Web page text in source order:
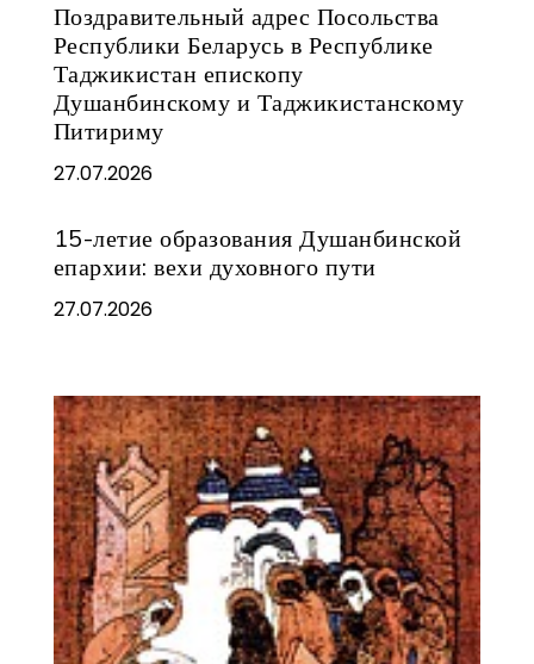
Поздравительный адрес Посольства
Республики Беларусь в Республике
Таджикистан епископу
Душанбинскому и Таджикистанскому
Питириму
27.07.2026
15-летие образования Душанбинской
епархии: вехи духовного пути
27.07.2026